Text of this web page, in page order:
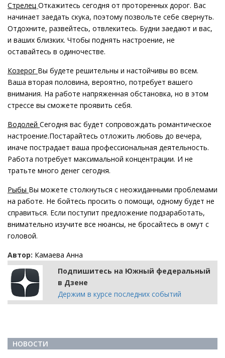
Стрелец Откажитесь сегодня от проторенных дорог. Вас
начинает заедать скука, поэтому позвольте себе свернуть.
Отдохните, развейтесь, отвлекитесь. Будни заедают и вас,
и ваших близких. Чтобы поднять настроение, не
оставайтесь в одиночестве.
Козерог Вы будете решительны и настойчивы во всем.
Ваша вторая половина, вероятно, потребует вашего
внимания. На работе напряженная обстановка, но в этом
стрессе вы сможете проявить себя.
Водолей Сегодня вас будет сопровождать романтическое
настроение.Постарайтесь отложить любовь до вечера,
иначе пострадает ваша профессиональная деятельность.
Работа потребует максимальной концентрации. И не
тратьте много денег сегодня.
Рыбы Вы можете столкнуться с неожиданными проблемами
на работе. Не бойтесь просить о помощи, одному будет не
справиться. Если поступит предложение подзаработать,
внимательно изучите все нюансы, не бросайтесь в омут с
головой.
Автор: Камаева Анна
Подпишитесь на Южный федеральный
в Дзене
Держим в курсе последних событий
НОВОСТИ